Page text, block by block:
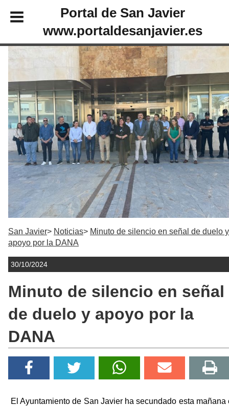
Portal de San Javier
www.portaldesanjavier.es
San Javier Noticias
Minuto de silencio en señal de duelo y
apoyo por la DANA
30/10/2024
Minuto de silencio en señal
de duelo y apoyo por la
DANA
El Ayuntamiento de San Javier ha secundado esta mañana